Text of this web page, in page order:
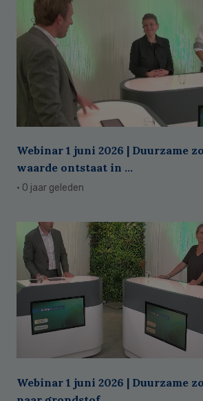
Webinar 1 juni 2026 | Duurzame
waarde ontstaat in ...
· 0 jaar geleden
Webinar 1 juni 2026 | Duurzame